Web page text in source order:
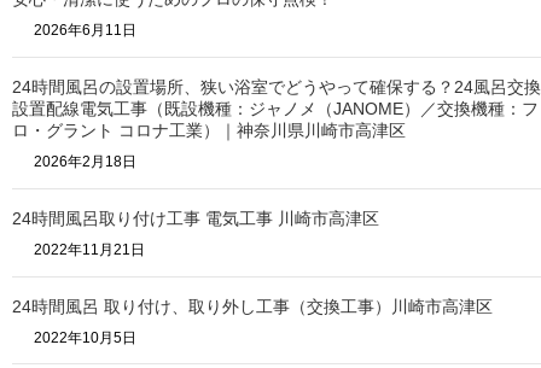
2026年6月11日
24時間風呂の設置場所、狭い浴室でどうやって確保する？24風呂交換
設置配線電気工事（既設機種：ジャノメ（JANOME）／交換機種：フ
ロ・グラント コロナ工業）｜神奈川県川崎市高津区
2026年2月18日
24時間風呂取り付け工事 電気工事 川崎市高津区
2022年11月21日
24時間風呂 取り付け、取り外し工事（交換工事）川崎市高津区
2022年10月5日